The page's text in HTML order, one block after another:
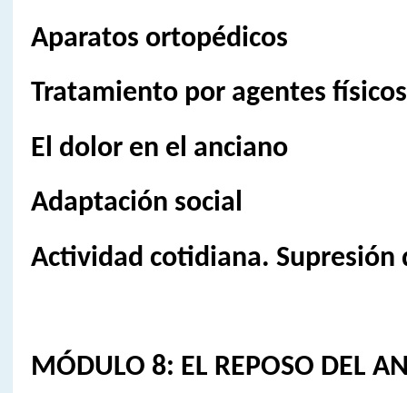
Aparatos ortopédicos
Tratamiento por agentes físicos
El dolor en el anciano
Adaptación social
Actividad cotidiana. Supresión
MÓDULO 8: EL REPOSO DEL